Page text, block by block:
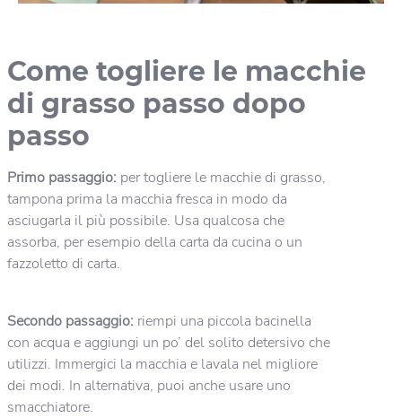
Come togliere le macchie
di grasso passo dopo
passo
Primo passaggio: per togliere le macchie di grasso,
tampona prima la macchia fresca in modo da
asciugarla il più possibile. Usa qualcosa che
assorba, per esempio della carta da cucina o un
fazzoletto di carta.
Secondo passaggio: riempi una piccola bacinella
con acqua e aggiungi un po’ del solito detersivo che
utilizzi. Immergici la macchia e lavala nel migliore
dei modi. In alternativa, puoi anche usare uno
smacchiatore.